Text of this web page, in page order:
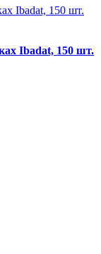
Ibadat, 150 шт.